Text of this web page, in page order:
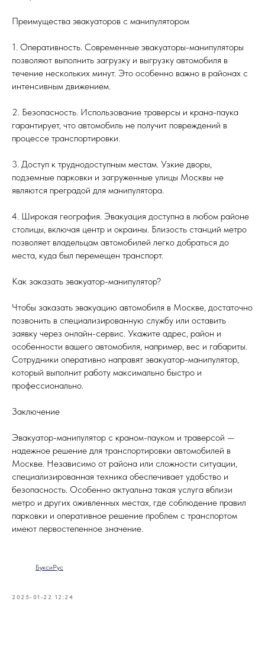
Преимущества эвакуаторов с манипулятором
1. Оперативность. Современные эвакуаторы-манипуляторы
позволяют выполнить загрузку и выгрузку автомобиля в
течение нескольких минут. Это особенно важно в районах с
интенсивным движением.
2. Безопасность. Использование траверсы и крана-паука
гарантирует, что автомобиль не получит повреждений в
процессе транспортировки.
3. Доступ к труднодоступным местам. Узкие дворы,
подземные парковки и загруженные улицы Москвы не
являются преградой для манипулятора.
4. Широкая география. Эвакуация доступна в любом районе
столицы, включая центр и окраины. Близость станций метро
позволяет владельцам автомобилей легко добраться до
места, куда был перемещен транспорт.
Как заказать эвакуатор-манипулятор?
Чтобы заказать эвакуацию автомобиля в Москве, достаточно
позвонить в специализированную службу или оставить
заявку через онлайн-сервис. Укажите адрес, район и
особенности вашего автомобиля, например, вес и габариты.
Сотрудники оперативно направят эвакуатор-манипулятор,
который выполнит работу максимально быстро и
профессионально.
Заключение
Эвакуатор-манипулятор с краном-пауком и траверсой —
надежное решение для транспортировки автомобилей в
Москве. Независимо от района или сложности ситуации,
специализированная техника обеспечивает удобство и
безопасность. Особенно актуальна такая услуга вблизи
метро и других оживленных местах, где соблюдение правил
парковки и оперативное решение проблем с транспортом
имеют первостепенное значение.
БуксиРус
2025-01-22 12:24